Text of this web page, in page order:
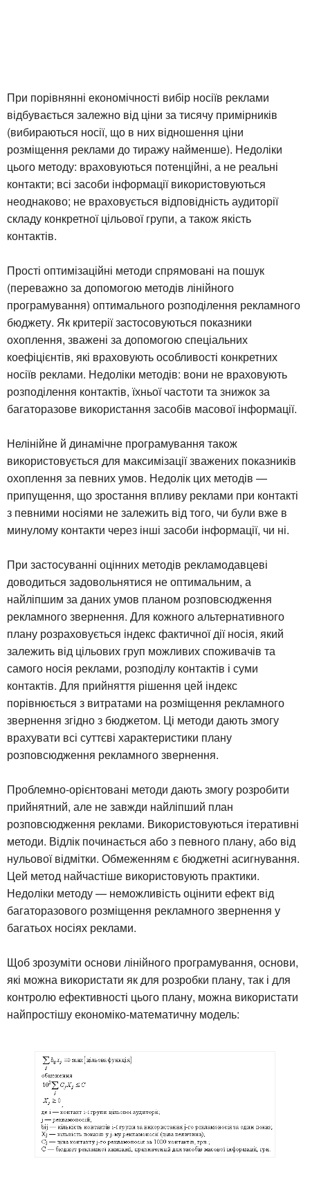
При порівнянні економічності вибір носіїв реклами
відбувається залежно від ціни за тисячу примірників
(вибираються носії, що в них відношення ціни
розміщення реклами до тиражу найменше). Недоліки
цього методу: враховуються потенційні, а не реальні
контакти; всі засоби інформації використовуються
неоднаково; не враховується відповідність аудиторії
складу конкретної цільової групи, а також якість
контактів.
Прості оптимізаційні методи спрямовані на пошук
(переважно за допомогою методів лінійного
програмування) оптимального розподілення рекламного
бюджету. Як критерії застосовуються показники
охоплення, зважені за допомогою спеціальних
коефіцієнтів, які враховують особливості конкретних
носіїв реклами. Недоліки методів: вони не враховують
розподілення контактів, їхньої частоти та знижок за
багаторазове використання засобів масової інформації.
Нелінійне й динамічне програмування також
використовується для максимізації зважених показників
охоплення за певних умов. Недолік цих методів —
припущення, що зростання впливу реклами при контакті
з певними носіями не залежить від того, чи були вже в
минулому контакти через інші засоби інформації, чи ні.
При застосуванні оцінних методів рекламодавцеві
доводиться задовольнятися не оптимальним, а
найліпшим за даних умов планом розповсюдження
рекламного звернення. Для кожного альтернативного
плану розраховується індекс фактичної дії носія, який
залежить від цільових груп можливих споживачів та
самого носія реклами, розподілу контактів і суми
контактів. Для прийняття рішення цей індекс
порівнюється з витратами на розміщення рекламного
звернення згідно з бюджетом. Ці методи дають змогу
врахувати всі суттєві характеристики плану
розповсюдження рекламного звернення.
Проблемно-орієнтовані методи дають змогу розробити
прийнятний, але не завжди найліпший план
розповсюдження реклами. Використовуються ітеративні
методи. Відлік починається або з певного плану, або від
нульової відмітки. Обмеженням є бюджетні асигнування.
Цей метод найчастіше використовують практики.
Недоліки методу — неможливість оцінити ефект від
багаторазового розміщення рекламного звернення у
багатьох носіях реклами.
Щоб зрозуміти основи лінійного програмування, основи,
які можна використати як для розробки плану, так і для
контролю ефективності цього плану, можна використати
найпростішу економіко-математичну модель: